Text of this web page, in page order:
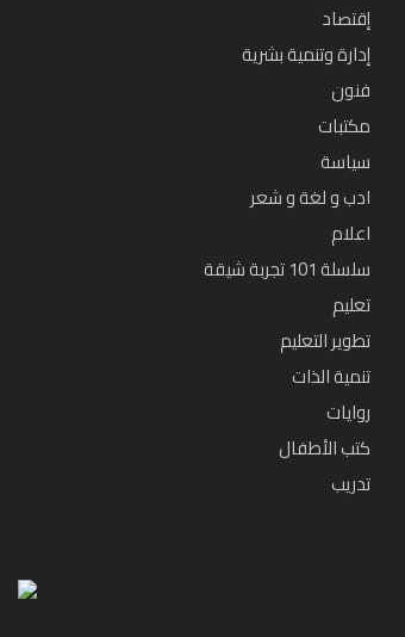
إقتصاد
إدارة وتنمية بشرية
فنون
مكتبات
سياسة
ادب و لغة و شعر
اعلام
سلسلة 101 تجربة شيقة
تعليم
تطوير التعليم
تنمية الذات
روايات
كتب الأطفال
تدريب